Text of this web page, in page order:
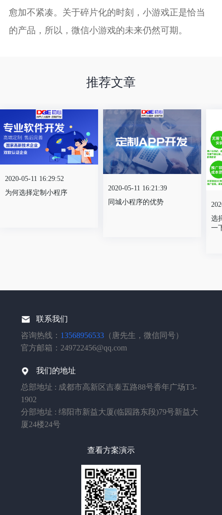
愈加不紧凑。关于碎片化的时刻，小游戏正是恰当
的产品，所以，微信小游戏的未来仍然可期。
推荐文章
2020-05-11 16:29:52
为何选择定制小程序
2020-05-11 16:21:39
同城小程序的优势
选
一
联系我们
咨询热线： 13568956533（唐先生，微信同号）
官方邮箱：249722456@qq.com
我们的地址
总部地址 : 成都市高新区吉泰五路88号香年广场T3-
1902
分部地址 : 绵阳市新益大厦(临园路东段)79号新益大
厦24楼24号
查看方案演示